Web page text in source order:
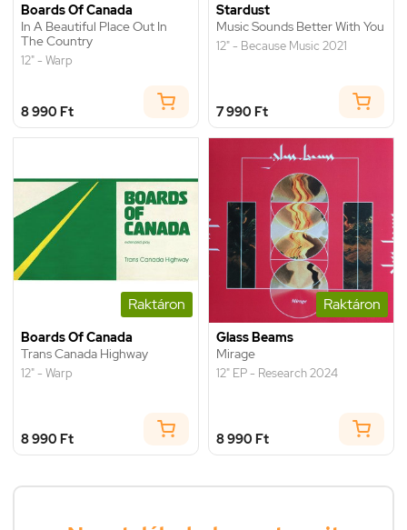
Boards Of Canada
In A Beautiful Place Out In
The Country
12" - Warp
8 990 Ft
Stardust
Music Sounds Better With You
12" - Because Music 2021
7 990 Ft
Raktáron
Boards Of Canada
Trans Canada Highway
12" - Warp
8 990 Ft
Raktáron
Glass Beams
Mirage
12" EP - Research 2024
8 990 Ft